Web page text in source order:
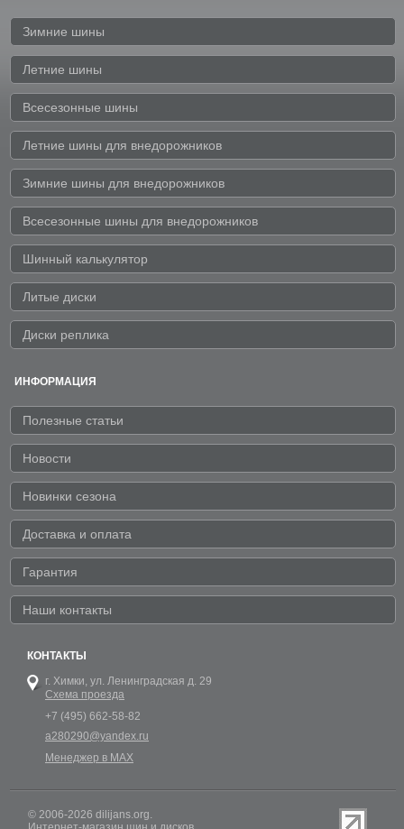
Зимние шины
Летние шины
Всесезонные шины
Летние шины для внедорожников
Зимние шины для внедорожников
Всесезонные шины для внедорожников
Шинный калькулятор
Литые диски
Диски реплика
ИНФОРМАЦИЯ
Полезные статьи
Новости
Новинки сезона
Доставка и оплата
Гарантия
Наши контакты
КОНТАКТЫ
г. Химки, ул. Ленинградская д. 29
Схема проезда
+7 (495) 662-58-82
a280290@yandex.ru
Менеджер в MAX
© 2006-2026 dilijans.org.